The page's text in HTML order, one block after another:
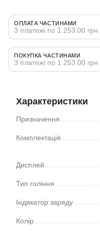
ОПЛАТА ЧАСТИНАМИ
3 платежі по 1 253.00 грн
ПОКУПКА ЧАСТИНАМИ
3 платежі по 1 253.00 грн
Характеристики
Призначення
Комплектація
Дисплей
Тип гоління
Індикатор заряду
Колір